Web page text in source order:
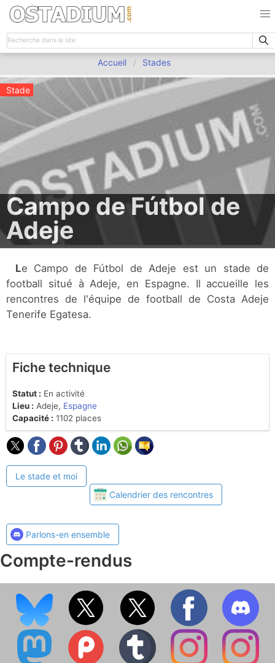
Accueil Stades
Stade
Campo de Fútbol de
Adeje
Le Campo de Fútbol de Adeje est un stade de
football situé à Adeje, en Espagne. Il accueille les
rencontres de l'équipe de football de Costa Adeje
Tenerife Egatesa.
Fiche technique
Statut : En activité
Lieu : Adeje, Espagne
Capacité : 1102 places
Le stade et moi
Calendrier des rencontres
Parlons-en ensemble
Compte-rendus